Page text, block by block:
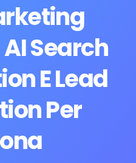
Search
E Lead
Per